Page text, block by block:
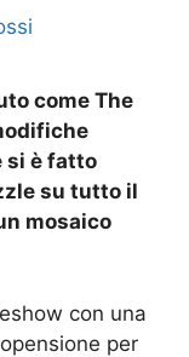
come The
si è fatto
su tutto il
mosaico
con una
per